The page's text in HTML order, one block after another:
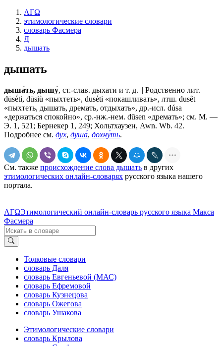
ΛΓΩ
этимологические словари
словарь Фасмера
Д
дышать
дышать
дыша́ть, дышу́, ст.-слав. дыхати и т. д. || Родственно лит.
dūsė́ti, dūsiù «пыхтеть», dusė́ti «покашливать», лтш. dusêt
«пыхтеть, дышать, дремать, отдыхать», др.-исл. dúsa
«держаться спокойно», ср.-нж.-нем. dūsen «дремать»; см. М. —
Э. 1, 521; Бернекер 1, 249; Хольтхаузен, Awn. Wb. 42.
Подробнее см. дух, душа́, дохну́ть.
См. также происхождение слова дышать в других
этимологических онлайн-словарях русского языка нашего
портала.
ΛΓΩЭтимологический онлайн-словарь русского языка Макса
Фасмера
Толковые словари
словарь Даля
словарь Евгеньевой (МАС)
словарь Ефремовой
словарь Кузнецова
словарь Ожегова
словарь Ушакова
Этимологические словари
словарь Крылова